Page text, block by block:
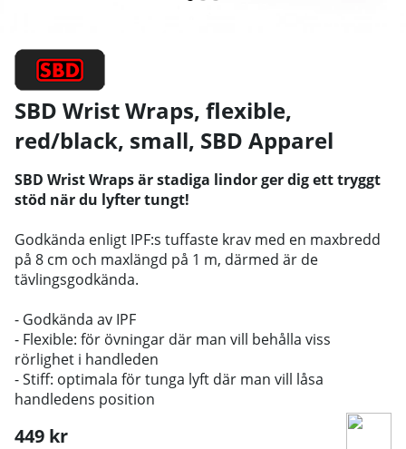
SBD Wrist Wraps, flexible,
red/black, small, SBD Apparel
SBD Wrist Wraps är stadiga lindor ger dig ett tryggt
stöd när du lyfter tungt!
Godkända enligt IPF:s tuffaste krav med en maxbredd
på 8 cm och maxlängd på 1 m, därmed är de
tävlingsgodkända.
- Godkända av IPF
- Flexible: för övningar där man vill behålla viss
rörlighet i handleden
- Stiff: optimala för tunga lyft där man vill låsa
handledens position
449 kr